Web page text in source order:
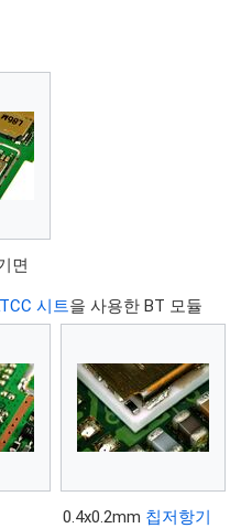
면
시트을 사용한 BT 모듈
0.4x0.2mm 칩저항기